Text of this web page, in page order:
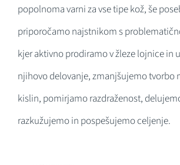
popolnoma varni za vse tipe kož, še
priporočamo najstnikom s
kjer aktivno prodiramo v žleze lojnice in
njihovo delovanje, zmanjšujemo tvorbo
kislin, pomirjamo razdraženost,
razkužujemo in pospešujemo celjenje.